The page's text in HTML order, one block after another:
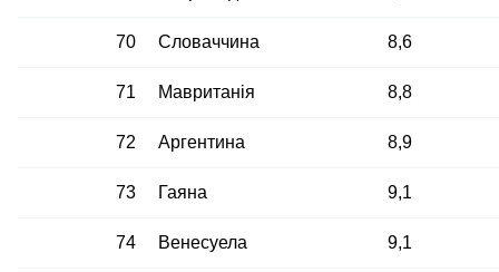
70 Словаччина 8,6
71 Мавританія 8,8
72 Аргентина 8,9
73 Гаяна 9,1
74 Венесуела 9,1